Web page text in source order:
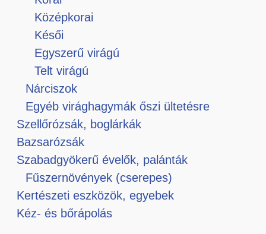
Középkorai
Késői
Egyszerű virágú
Telt virágú
Nárciszok
Egyéb virághagymák őszi ültetésre
Szellőrózsák, boglárkák
Bazsarózsák
Szabadgyökerű évelők, palánták
Fűszernövények (cserepes)
Kertészeti eszközök, egyebek
Kéz- és bőrápolás